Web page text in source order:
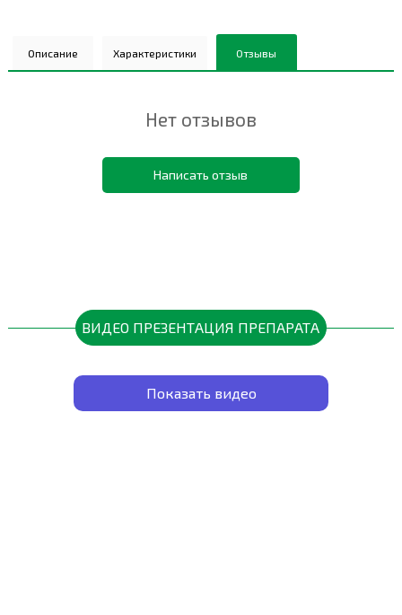
Описание Характеристики Отзывы
Нет отзывов
Написать отзыв
ВИДЕО ПРЕЗЕНТАЦИЯ ПРЕПАРАТА
Показать видео